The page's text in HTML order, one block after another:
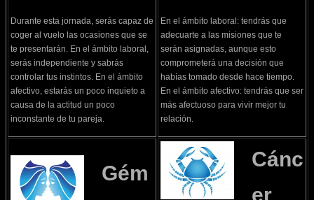
Durante esta jornada, serás capaz de
coger al vuelo las ocasiones que se
te presentarán. En el ámbito laboral,
serás independiente y sabrás
controlar tus instintos. En el ámbito
afectivo, estarás un poco inquieto a
causa de la actitud un poco
inconstante de tu pareja.
En el ámbito laboral: tendrás que
adecuarte a las misiones que te
serán asignadas, aunque esto
comprometerá una decisión que
habías tomado desde hace tiempo.
En el ámbito afectivo: tendrás que ser
más afectuoso para vivir mejor tu
relación.
Gém
Cánc
er